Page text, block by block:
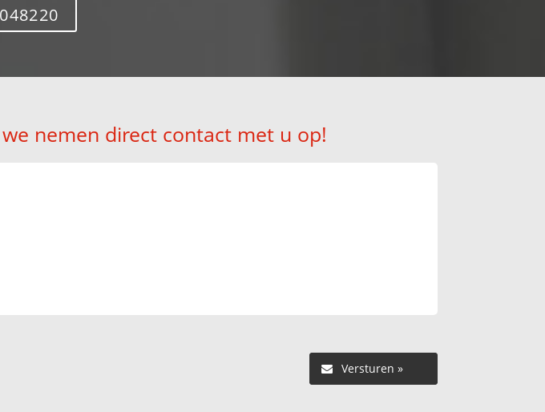
nemen direct contact met u op!
Versturen »